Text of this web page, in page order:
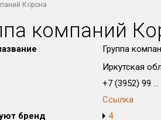
Корона
компаний
Группа
Иркутская
+7 (3952) 99 ...
Ссылка
бренд
4